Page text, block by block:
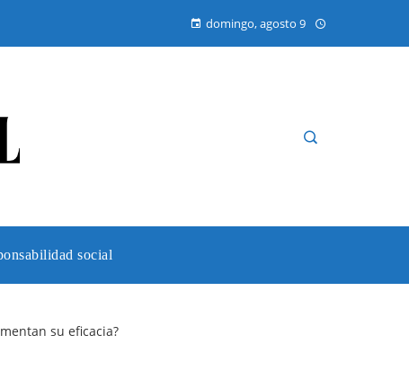
domingo, agosto 9
social
su eficacia?